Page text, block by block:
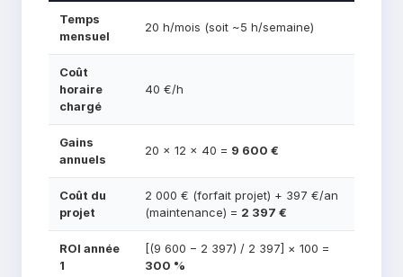
Temps
mensuel
20 h/mois (soit ~5 h/semaine)
Coût
horaire
chargé
40 €/h
Gains
annuels
20 × 12 × 40 = 9 600 €
Coût du
projet
2 000 € (forfait projet) + 397 €/an
(maintenance) = 2 397 €
ROI année
1
[(9 600 − 2 397) / 2 397] × 100 =
300 %